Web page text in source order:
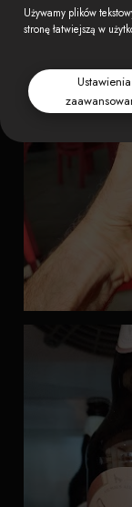
Używamy plików
stronę łatwiejszą w
Ustawienia